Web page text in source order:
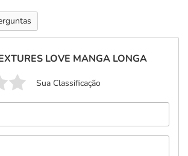
LOVE MANGA LONGA
Sua Classificação